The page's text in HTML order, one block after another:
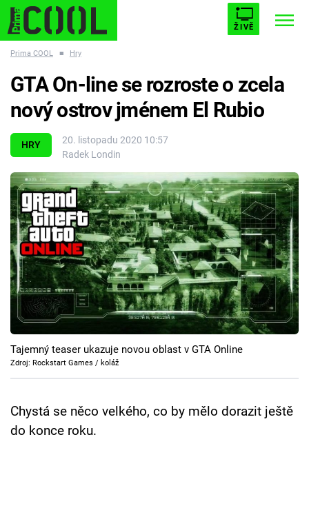
ŽIVĚ
ESCAPE PLNEJ KOTEL AVENGERS 5
Témata
Filmy
Seriály
Hry
Cool Esport
Pořady
Sledujte prima+
Prima COOL ■ Hry
HRY
20. listopadu 2020 10:57
Radek Londin
GTA On-line se rozroste o zcela
nový ostrov jménem El Rubio
Tajemný teaser ukazuje novou oblast v GTA Online
Zdroj: Rockstart Games / koláž
Chystá se něco velkého, co by mělo dorazit ještě
do konce roku.